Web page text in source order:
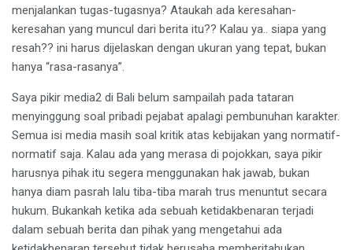
menjalankan tugas-tugasnya? Ataukah ada keresahan-
keresahan yang muncul dari berita itu?? Kalau ya.. siapa yang
resah?? ini harus dijelaskan dengan ukuran yang tepat, bukan
hanya “rasa-rasanya”.
Saya pikir media2 di Bali belum sampailah pada tataran
menyinggung soal pribadi pejabat apalagi pembunuhan karakter.
Semua isi media masih soal kritik atas kebijakan yang normatif-
normatif saja. Kalau ada yang merasa di pojokkan, saya pikir
harusnya pihak itu segera menggunakan hak jawab, bukan
hanya diam pasrah lalu tiba-tiba marah trus menuntut secara
hukum. Bukankah ketika ada sebuah ketidakbenaran terjadi
dalam sebuah berita dan pihak yang mengetahui ada